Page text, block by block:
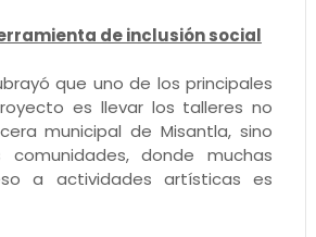
de inclusión social
que uno de los principales
es llevar los talleres no
municipal de Misantla, sino
donde muchas
a actividades artísticas es